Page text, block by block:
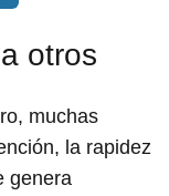
otros
muchas
la rapidez
genera